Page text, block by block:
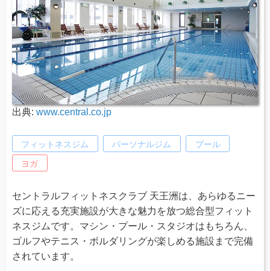
出典: www.central.co.jp
フィットネスジム パーソナルジム プール
ヨガ
セントラルフィットネスクラブ 天王洲は、あらゆるニー
ズに応える充実施設が大きな魅力を放つ総合型フィット
ネスジムです。マシン・プール・スタジオはもちろん、
ゴルフやテニス・ボルダリングが楽しめる施設まで完備
されています。